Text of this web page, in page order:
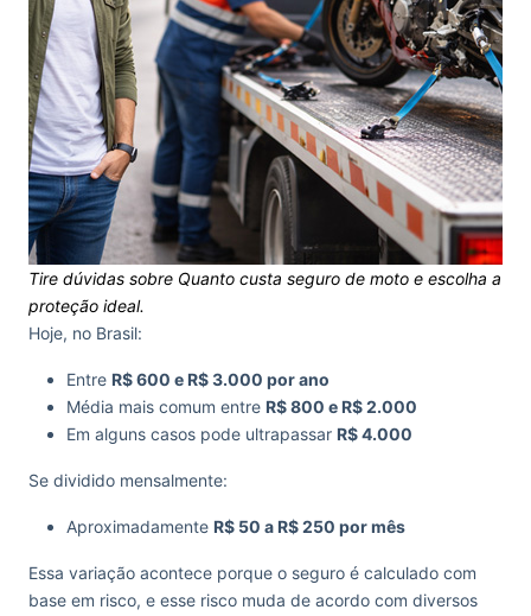
Tire dúvidas sobre Quanto custa seguro de moto e escolha a
proteção ideal.
Hoje, no Brasil:
Entre R$ 600 e R$ 3.000 por ano
Média mais comum entre R$ 800 e R$ 2.000
Em alguns casos pode ultrapassar R$ 4.000
Se dividido mensalmente:
Aproximadamente R$ 50 a R$ 250 por mês
Essa variação acontece porque o seguro é calculado com
base em risco, e esse risco muda de acordo com diversos